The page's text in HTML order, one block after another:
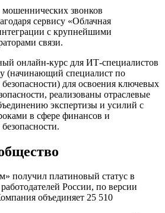
звонков
сервису «Облачная
с крупнейшими
связи.
онлайн-курс для ИТ-специалистов
(начинающий специалист по
для освоения ключевых
реализованы отраслевые
экспертизы и усилий с
в сфере финансов и
получил платиновый статус в
России, по версии
объединяет 25 510